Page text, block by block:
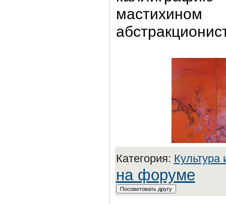
Категория: Культура
на форуме